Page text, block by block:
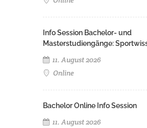
Info Session Bachelor- und
Masterstudiengänge:
11. August 2026
Online
Bachelor Online Info Session
11. August 2026